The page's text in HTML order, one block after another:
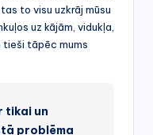
to visu uzkrāj mūsu
uz kājām, vidukļa,
tieši tāpēc mums
tikai un
problēma